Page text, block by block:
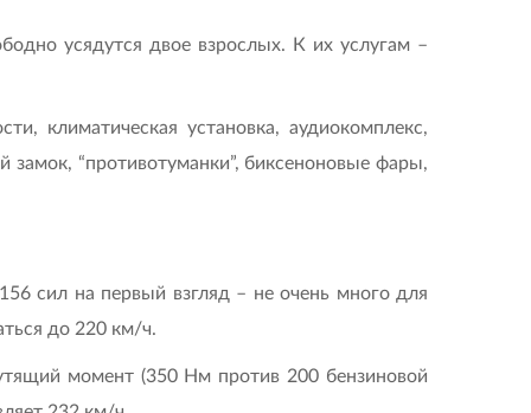
усядутся двое взрослых. К их услугам –
климатическая установка, аудиокомплекс,
замок, “противотуманки”, биксеноновые фары,
сил на первый взгляд – не очень много для
до 220 км/ч.
момент (350 Нм против 200 бензиновой